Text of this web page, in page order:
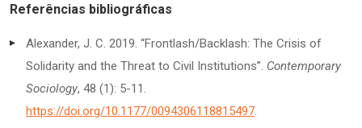
Referências bibliográficas
Alexander, J. C. 2019. “Frontlash/Backlash: The Crisis of
Solidarity and the Threat to Civil Institutions”. Contemporary
Sociology, 48 (1): 5-11.
https://doi.org/10.1177/0094306118815497.